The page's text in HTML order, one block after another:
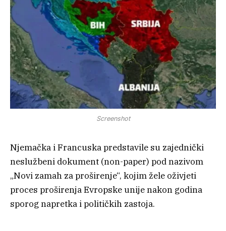
Screenshot
Njemačka i Francuska predstavile su zajednički
neslužbeni dokument (non-paper) pod nazivom
„Novi zamah za proširenje“, kojim žele oživjeti
proces proširenja Evropske unije nakon godina
sporog napretka i političkih zastoja.